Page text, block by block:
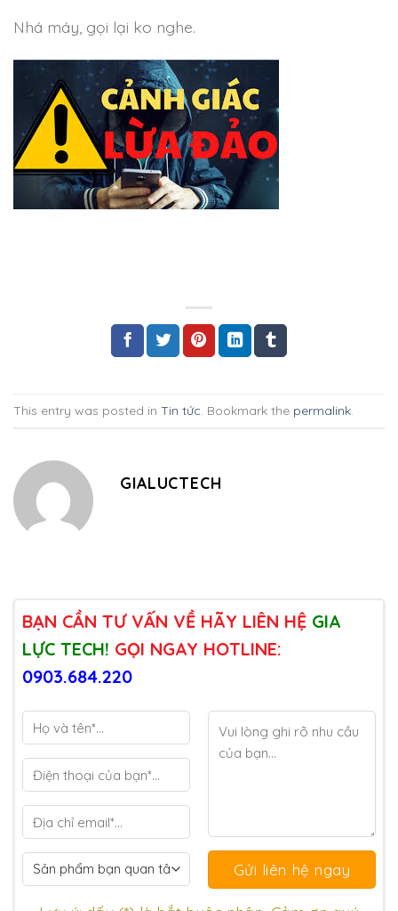
Nhá máy, gọi lại ko nghe.
This entry was posted in Tin tức . Bookmark the permalink
GIALUCTECH
BẠN CẦN TƯ VẤN VỀ HÃY LIÊN HỆ GIA
LỰC TECH! GỌI NGAY HOTLINE:
0903.684.220